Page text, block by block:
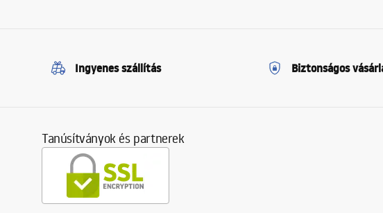
Ingyenes szállítás Biztonságos
Tanúsítványok és partnerek